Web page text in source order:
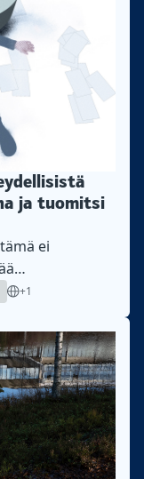
ja tuomitsi
ei
katsoivat
pysyvään
Hän oli
jossa
kolmannes.
kunhan ei tee
+1